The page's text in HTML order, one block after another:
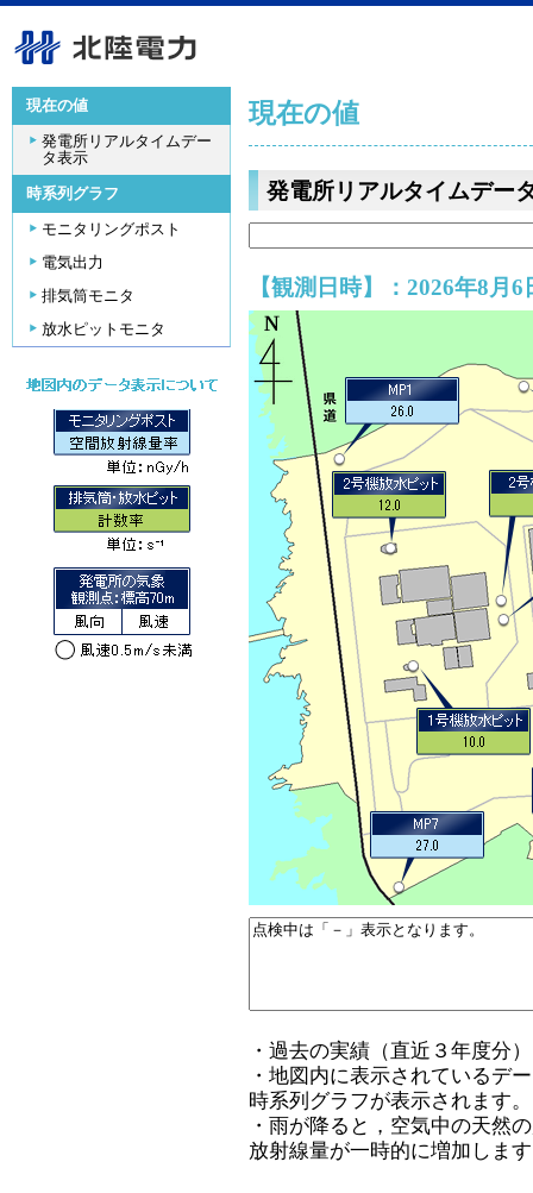
現在の値
発電所リアルタイムデー
タ表示
時系列グラフ
モニタリングポスト
電気出力
排気筒モニタ
放水ピットモニタ
現在の値
発電所リアルタイムデー
【観測日時】：2026年8月
・過去の実績（直近３年度分
・地図内に表示されているデ
時系列グラフが表示されます。
・雨が降ると，空気中の天然
放射線量が一時的に増加しま